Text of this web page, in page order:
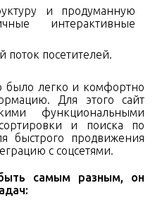
и продуманную
интерактивные
поток посетителей.
было легко и комфортно
Для этого сайт
функциональными
и поиска по
быстрого продвижения
с соцсетями.
самым разным, он